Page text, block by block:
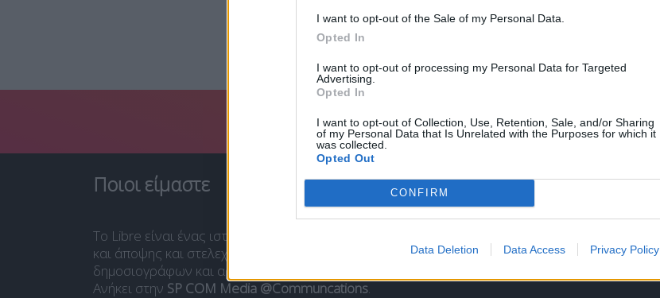
I want to opt-out of the Sale of my Personal Data.
Opted In
I want to opt-out of processing my Personal Data for Targeted
Advertising.
Opted In
I want to opt-out of Collection, Use, Retention, Sale, and/or Sharing
of my Personal Data that Is Unrelated with the Purposes for which it
was collected.
Opted Out
CONFIRM
Data Deletion Data Access Privacy Policy
Ποιοι είμαστε
Το Libre είναι ένας ιστότοπος ενημέρωσης
και άποψης και στελεχώνεται από ομάδα
δημοσιογράφων και αρθρογράφων.
Ανήκει στην SP COM Media @Communcations.
Πληροφορίες
Πολιτική απορρήτου